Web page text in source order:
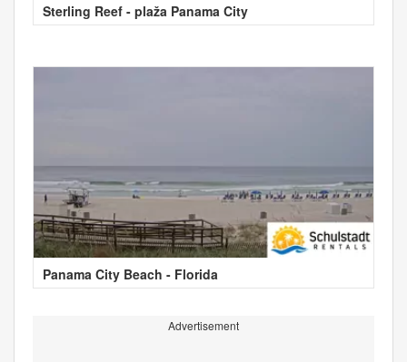
Sterling Reef - plaža Panama City
Panama City Beach - Florida
Advertisement